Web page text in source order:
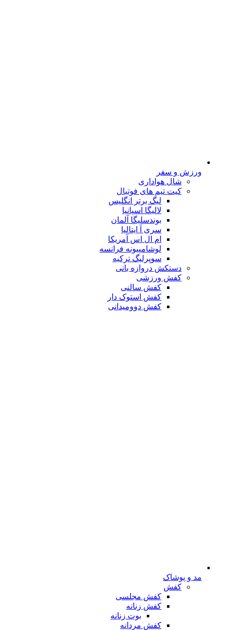
ورزش و سفر
شال هواداری
کیت تیم های فوتبال
لیگ برتر انگلیس
لالیگا اسپانیا
بوندسلیگا آلمان
سری آ ایتالیا
ام ال اس آمریکا
لوشامپیونه فرانسه
سوپرلیگ ترکیه
دستکش دروازه بانی
کفش ورزشی
کفش سالنی
کفش استوک دار
کفش دوومیدانی
مد و پوشاک
کفش
کفش مجلسی
کفش زنانه
بوت زنانه
کفش مردانه